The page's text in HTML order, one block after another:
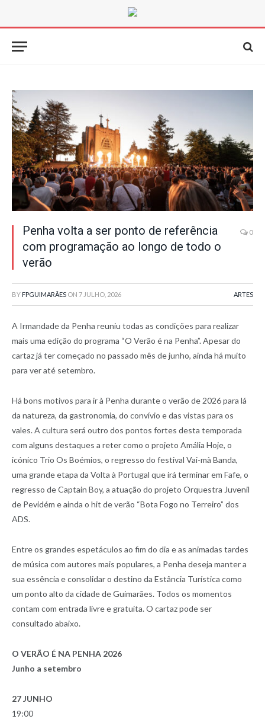
Penha volta a ser ponto de referência
com programação ao longo de todo o
verão
0
BY FPGUIMARÃES ON 7 JULHO, 2026 ARTES
A Irmandade da Penha reuniu todas as condições para realizar
mais uma edição do programa “O Verão é na Penha”. Apesar do
cartaz já ter começado no passado mês de junho, ainda há muito
para ver até setembro.
Há bons motivos para ir à Penha durante o verão de 2026 para lá
da natureza, da gastronomia, do convívio e das vistas para os
vales. A cultura será outro dos pontos fortes desta temporada
com alguns destaques a reter como o projeto Amália Hoje, o
icónico Trio Os Boémios, o regresso do festival Vai-mà Banda,
uma grande etapa da Volta à Portugal que irá terminar em Fafe, o
regresso de Captain Boy, a atuação do projeto Orquestra Juvenil
de Pevidém e ainda o hit de verão “Bota Fogo no Terreiro” dos
ADS.
Entre os grandes espetáculos ao fim do dia e as animadas tardes
de música com autores mais populares, a Penha deseja manter a
sua essência e consolidar o destino da Estância Turística como
um ponto alto da cidade de Guimarães. Todos os momentos
contam com entrada livre e gratuita. O cartaz pode ser
consultado abaixo.
O VERÃO É NA PENHA 2026
Junho a setembro
27 JUNHO
19:00